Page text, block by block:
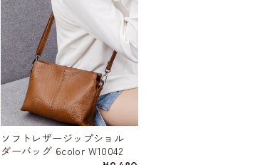
ソフトレザージップショル
ダーバッグ 6color W10042